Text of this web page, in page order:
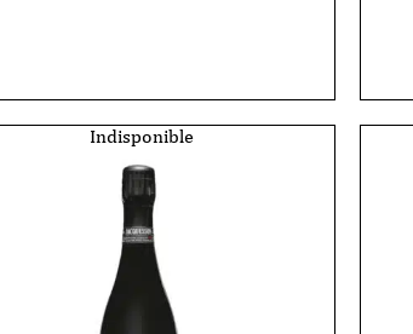
Jacquesson
Indisponible